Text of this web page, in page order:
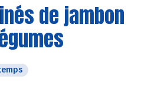
de jambon